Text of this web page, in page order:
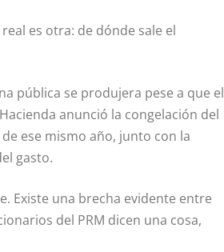
es otra: de dónde sale el
pública se produjera pese a que el
anunció la congelación del
ese mismo año, junto con la
gasto.
Existe una brecha evidente entre
del PRM dicen una cosa,